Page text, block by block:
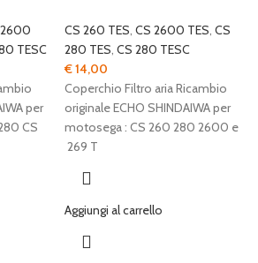
TESC
per
CS
CS 260 TES, CS 2600 TES, CS
280 TES, CS 280 TESC
€14,00
Coperchio Filtro aria Ricambio
originale ECHO SHINDAIWA per
motosega : CS 260 280 2600 e
269 T
Aggiungi al carrello